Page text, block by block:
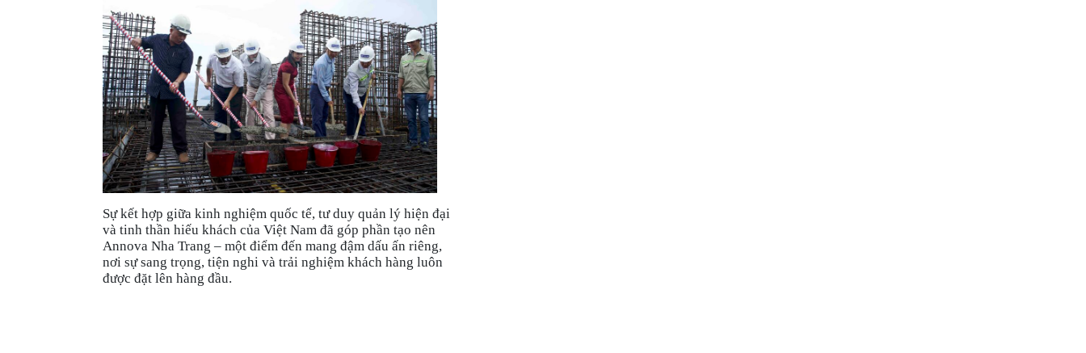
Sự kết hợp giữa kinh nghiệm quốc tế, tư duy quản lý hiện đại
và tinh thần hiếu khách của Việt Nam đã góp phần tạo nên
Annova Nha Trang – một điểm đến mang đậm dấu ấn riêng,
nơi sự sang trọng, tiện nghi và trải nghiệm khách hàng luôn
được đặt lên hàng đầu.